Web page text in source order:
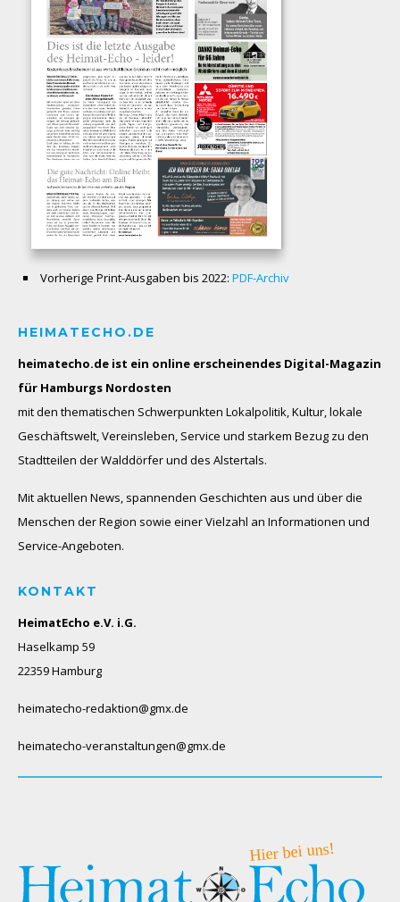
Vorherige Print-Ausgaben bis 2022: PDF-Archiv
HEIMATECHO.DE
heimatecho.de ist ein online erscheinendes Digital-Magazin
für Hamburgs Nordosten
mit den thematischen Schwerpunkten Lokalpolitik, Kultur, lokale
Geschäftswelt, Vereinsleben, Service und starkem Bezug zu den
Stadtteilen der Walddörfer und des Alstertals.
Mit aktuellen News, spannenden Geschichten aus und über die
Menschen der Region sowie einer Vielzahl an Informationen und
Service-Angeboten.
KONTAKT
HeimatEcho e.V. i.G.
Haselkamp 59
22359 Hamburg
heimatecho-redaktion@gmx.de
heimatecho-veranstaltungen@gmx.de